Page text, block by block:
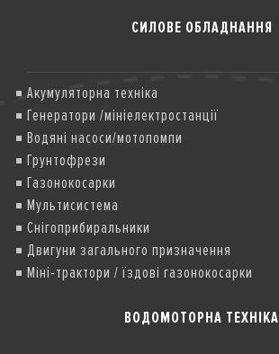
СИЛОВЕ ОБЛАДНАННЯ
Акумуляторна техніка
Генератори /мініелектростанції
Водяні насоси/мотопомпи
Грунтофрези
Газонокосарки
Мультисистема
Снігоприбиральники
Двигуни загального призначення
Міні-трактори / їздові газонокосарки
ВОДОМОТОРНА ТЕХНІКА